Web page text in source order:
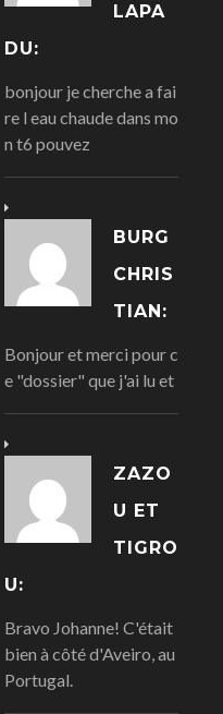
LAPA
DU:
bonjour je cherche a fai
re l eau chaude dans mo
n t6 pouvez
BURG
CHRIS
TIAN:
Bonjour et merci pour c
e "dossier" que j'ai lu et
ZAZO
U ET
TIGRO
U:
Bravo Johanne! C'était
bien à côté d'Aveiro, au
Portugal.